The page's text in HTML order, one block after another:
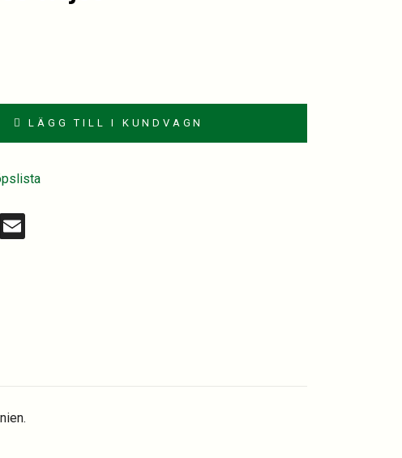
LÄGG TILL I KUNDVAGN
LinkedIn